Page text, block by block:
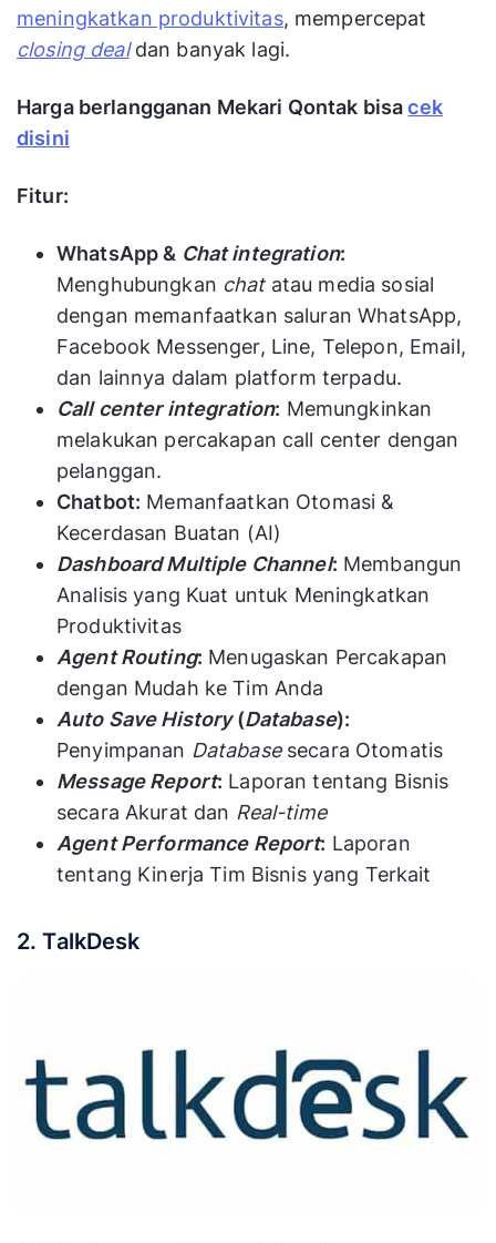
meningkatkan produktivitas, mempercepat
closing dealdan banyak lagi.
Harga berlangganan Mekari Qontak bisacek
disini
Fitur:
WhatsApp & Chat integration:
Menghubungkan chatatau media sosial
dengan memanfaatkan saluran WhatsApp,
Facebook Messenger, Line, Telepon, Email,
dan lainnya dalam platform terpadu.
Call center integration: Memungkinkan
melakukan percakapan call center dengan
pelanggan.
Chatbot: Memanfaatkan Otomasi &
Kecerdasan Buatan (AI)
Dashboard Multiple Channel: Membangun
Analisis yang Kuat untuk Meningkatkan
Produktivitas
Agent Routing: Menugaskan Percakapan
dengan Mudah ke Tim Anda
Auto Save History(Database):
Penyimpanan Databasesecara Otomatis
Message Report: Laporan tentang Bisnis
secara Akurat dan Real-time
Agent Performance Report: Laporan
tentang Kinerja Tim Bisnis yang Terkait
2. TalkDesk